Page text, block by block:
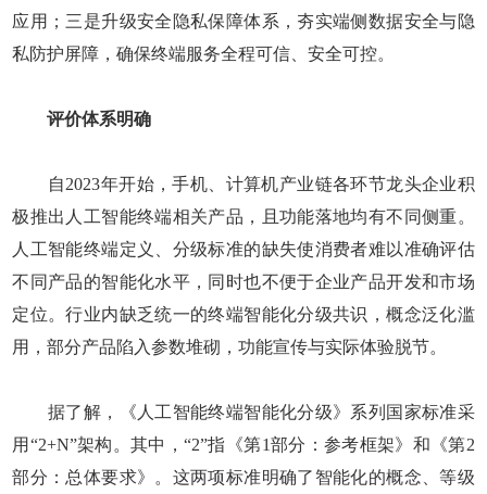
应用；三是升级安全隐私保障体系，夯实端侧数据安全与隐
私防护屏障，确保终端服务全程可信、安全可控。
评价体系明确
自2023年开始，手机、计算机产业链各环节龙头企业积
极推出人工智能终端相关产品，且功能落地均有不同侧重。
人工智能终端定义、分级标准的缺失使消费者难以准确评估
不同产品的智能化水平，同时也不便于企业产品开发和市场
定位。行业内缺乏统一的终端智能化分级共识，概念泛化滥
用，部分产品陷入参数堆砌，功能宣传与实际体验脱节。
据了解，《人工智能终端智能化分级》系列国家标准采
用“2+N”架构。其中，“2”指《第1部分：参考框架》和《第2
部分：总体要求》。这两项标准明确了智能化的概念、等级